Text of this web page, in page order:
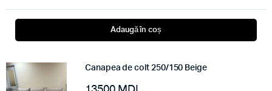
Adaugă în coș
Canapea de colt 250/150 Beige